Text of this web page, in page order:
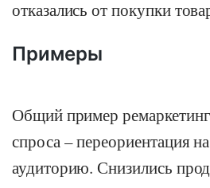
отказались от покупки
Примеры
Общий пример
спроса – переориентация
аудиторию. Снизились